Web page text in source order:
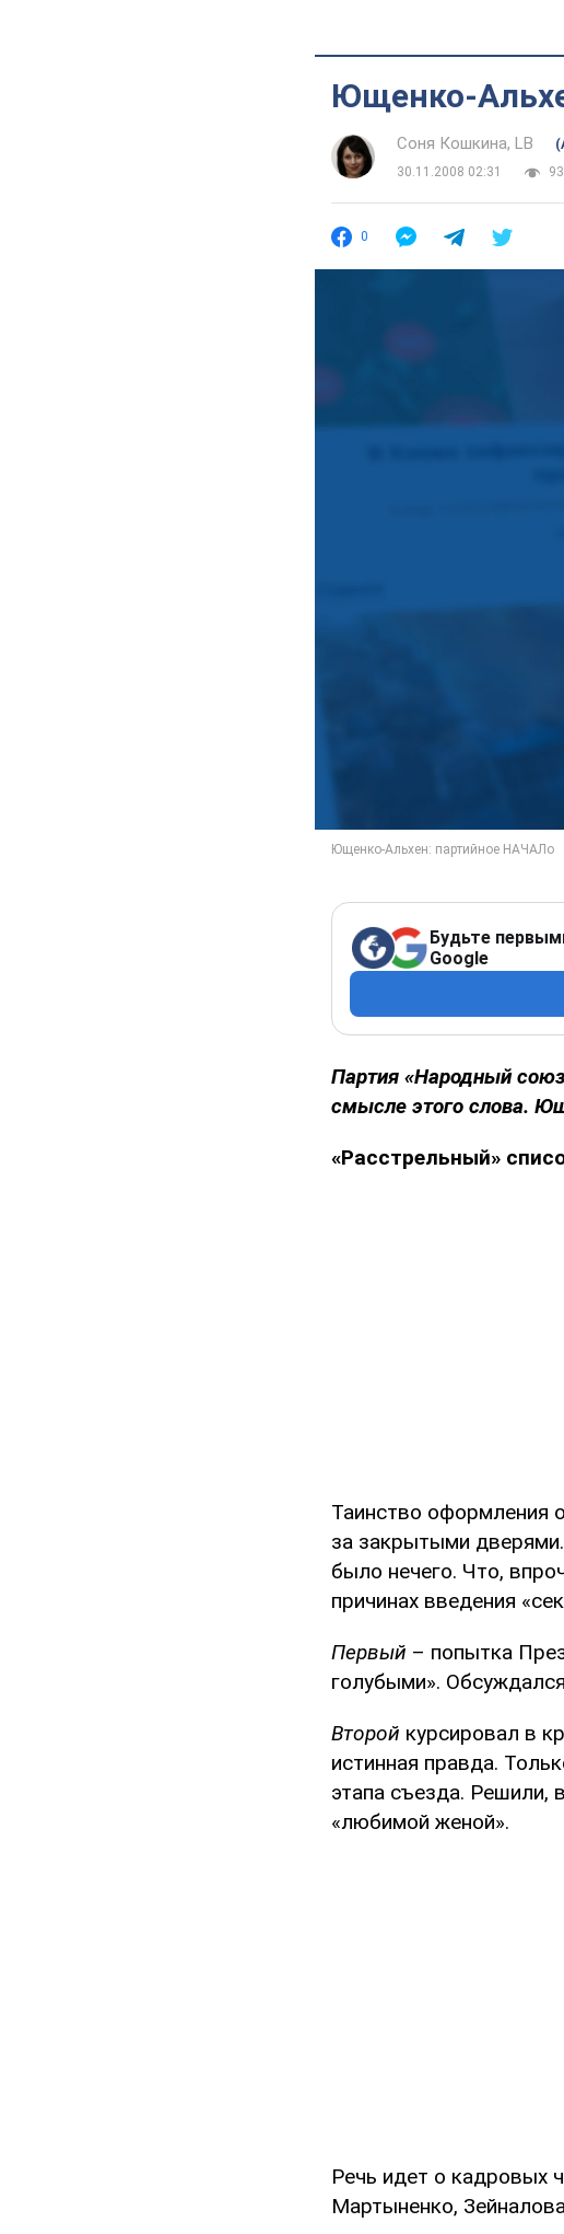
Ющенко-
Соня Кошкина, LB
30.11.2008 02:31
0
Будьте
Google
Партия «Народный
смысле этого слова.
«Расстрельный»
Таинство оформления
за закрытыми
было нечего. Что,
причинах введения
Первый – попытка
голубыми».
Второй курсировал в
истинная правда.
этапа съезда. Решили,
«любимой женой».
Речь идет о кадровых
Мартыненко,